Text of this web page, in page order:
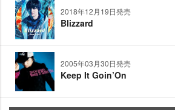
2018年12月19日発売
Blizzard
2005年03月30日発売
Keep It Goin’On